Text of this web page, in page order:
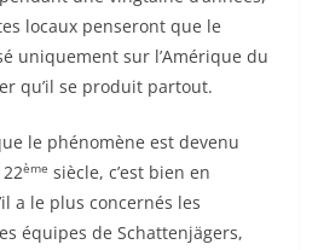
locaux penseront que le
uniquement sur l’Amérique du
qu’il se produit partout.
le phénomène est devenu
ème siècle, c’est bien en
a le plus concernés les
équipes de Schattenjägers,